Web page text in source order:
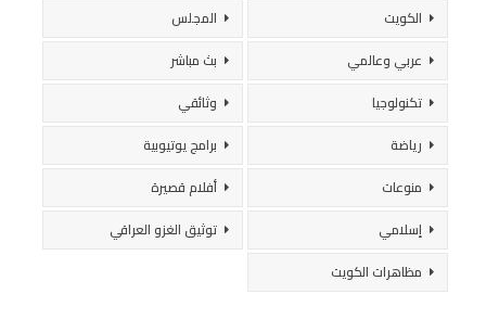
الكويت
المجلس
عربي وعالمي
بث مباشر
تكنولوجيا
وثائقي
رياضة
برامج يوتيوبية
منوعات
أفلام قصيرة
إسلامي
توثيق الغزو العراقي
مظاهرات الكويت